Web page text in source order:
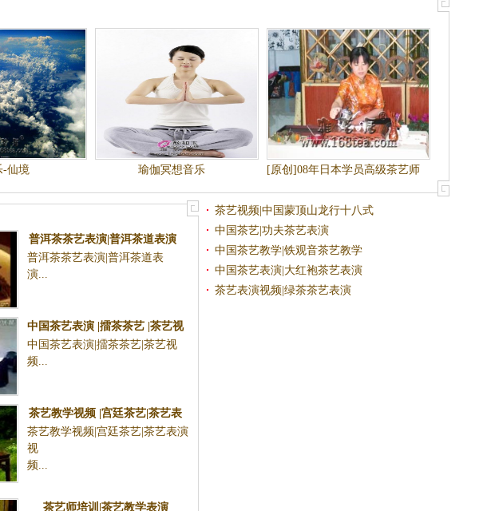
-仙境 瑜伽冥想音乐
[原创]08年日本学员高级茶艺师
班考试图片
普洱茶茶艺表演|普洱茶道表演
普洱茶茶艺表演|普洱茶道表
演...
中国茶艺表演 |擂茶茶艺 |茶艺视
频
中国茶艺表演|擂茶茶艺|茶艺视
频...
茶艺教学视频 |宫廷茶艺|茶艺表
演视频
茶艺教学视频|宫廷茶艺|茶艺表演
视
频...
茶艺师培训|茶艺教学表演
茶艺视频|中国蒙顶山龙行十八式
中国茶艺|功夫茶艺表演
中国茶艺教学|铁观音茶艺教学
中国茶艺表演|大红袍茶艺表演
茶艺表演视频|绿茶茶艺表演